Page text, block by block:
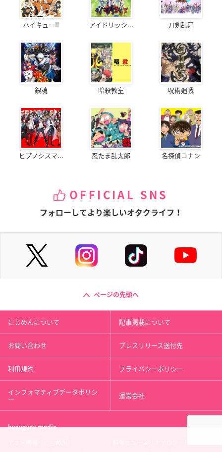
ハイキュー!! アイドリッシ... 刀剣乱舞
銀魂 暗殺教室 呪術廻戦
ヒプノシスマ... 忍たま乱太郎 名探偵コナン
OFFICIAL SNS
フォローしてより楽しいオタクライフ！
ページの先頭へ
にじめんについて 記事掲載について
お問い合わせ プレスリリース送付先
利用規約 プライバシーポリシー
インフォマティブデータポリシ
ー 運営会社
kusugurumedia